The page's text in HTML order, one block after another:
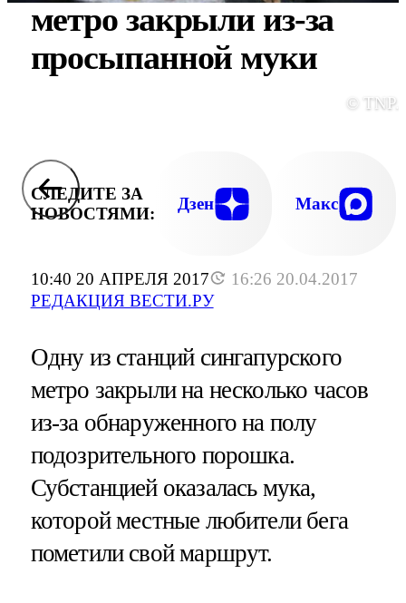
10:40 20 АПРЕЛЯ 2017
16:26 20.04.2017
РЕДАКЦИЯ ВЕСТИ.РУ
метро закрыли из-за
просыпанной муки
©
СЛЕДИТЕ ЗА
НОВОСТЯМИ:
Дзен Макс
Одну из станций сингапурского
метро закрыли на несколько часов
из-за обнаруженного на полу
подозрительного порошка.
Субстанцией оказалась мука,
которой местные любители бега
пометили свой маршрут.